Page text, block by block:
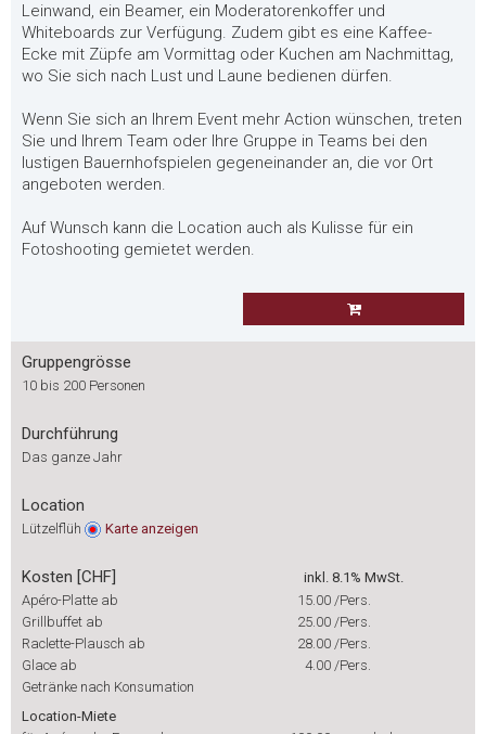
Leinwand, ein Beamer, ein Moderatorenkoffer und
Whiteboards zur Verfügung. Zudem gibt es eine Kaffee-
Ecke mit Züpfe am Vormittag oder Kuchen am Nachmittag,
wo Sie sich nach Lust und Laune bedienen dürfen.
Wenn Sie sich an Ihrem Event mehr Action wünschen, treten
Sie und Ihrem Team oder Ihre Gruppe in Teams bei den
lustigen Bauernhofspielen gegeneinander an, die vor Ort
angeboten werden.
Auf Wunsch kann die Location auch als Kulisse für ein
Fotoshooting gemietet werden.
Gruppengrösse
10 bis 200 Personen
Durchführung
Das ganze Jahr
Location
Lützelflüh Karte anzeigen
Kosten [CHF]
inkl. 8.1% MwSt.
Apéro-Platte ab
15.00 /Pers.
Grillbuffet ab
25.00 /Pers.
Raclette-Plausch ab
28.00 /Pers.
Glace ab
4.00 /Pers.
Getränke nach Konsumation
Location-Miete